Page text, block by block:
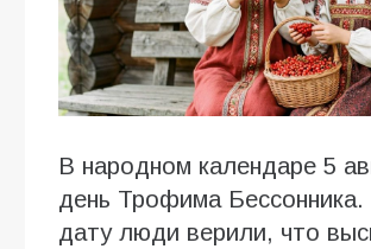
В народном календаре 5
день Трофима Бессонника.
дату люди верили, что